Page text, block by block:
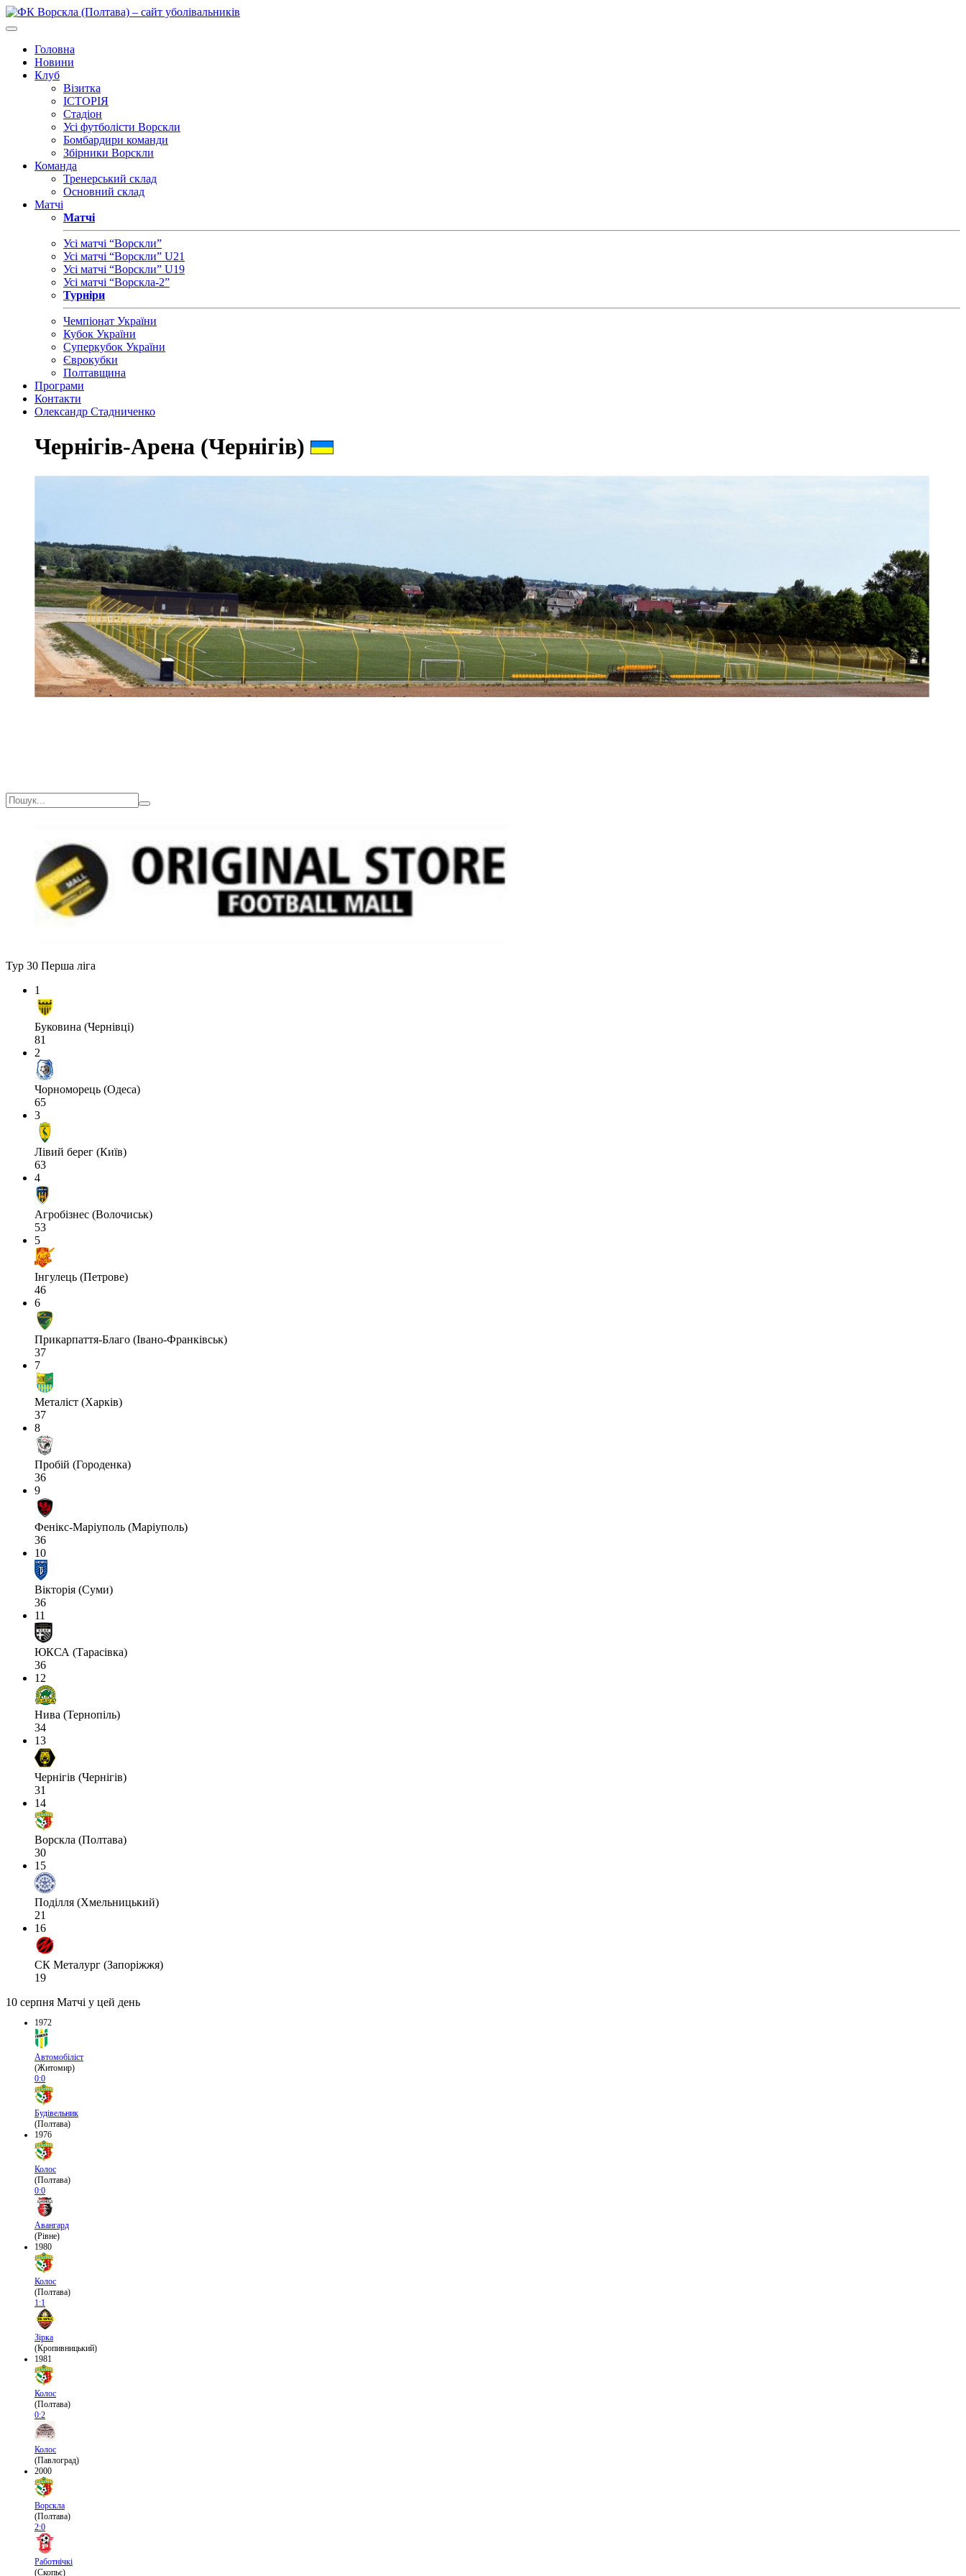
Головна
Новини
Клуб
Візитка
ІСТОРІЯ
Стадіон
Усі футболісти Ворскли
Бомбардири команди
Збірники Ворскли
Команда
Тренерський склад
Основний склад
Матчі
Матчі
Усі матчі “Ворскли”
Усі матчі “Ворскли” U21
Усі матчі “Ворскли” U19
Усі матчі “Ворскла-2”
Турніри
Чемпіонат України
Кубок України
Суперкубок України
Єврокубки
Полтавщина
Програми
Контакти
Олександр Стадниченко
Чернігів-Арена (Чернігів)
Тур 30 Перша ліга
1
Буковина (Чернівці)
81
2
Чорноморець (Одеса)
65
3
Лівий берег (Київ)
63
4
Агробізнес (Волочиськ)
53
5
Інгулець (Петрове)
46
6
Прикарпаття-Благо (Івано-Франківськ)
37
7
Металіст (Харків)
37
8
Пробій (Городенка)
36
9
Фенікс-Маріуполь (Маріуполь)
36
10
Вікторія (Суми)
36
11
ЮКСА (Тарасівка)
36
12
Нива (Тернопіль)
34
13
Чернігів (Чернігів)
31
14
Ворскла (Полтава)
30
15
Поділля (Хмельницький)
21
16
СК Металург (Запоріжжя)
19
10 серпня Матчі у цей день
1972
Автомобіліст
(Житомир)
0:0
Будівельник
(Полтава)
1976
Колос
(Полтава)
0:0
Авангард
(Рівне)
1980
Колос
(Полтава)
1:1
Зірка
(Кропивницький)
1981
Колос
(Полтава)
0:2
Колос
(Павлоград)
2000
Ворскла
(Полтава)
2:0
Работнічкі
(Скопьє)